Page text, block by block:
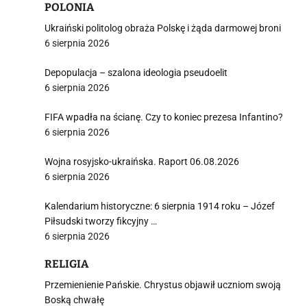
POLONIA
Ukraiński politolog obraża Polskę i żąda darmowej broni
6 sierpnia 2026
Depopulacja – szalona ideologia pseudoelit
6 sierpnia 2026
FIFA wpadła na ścianę. Czy to koniec prezesa Infantino?
6 sierpnia 2026
Wojna rosyjsko-ukraińska. Raport 06.08.2026
6 sierpnia 2026
Kalendarium historyczne: 6 sierpnia 1914 roku – Józef
Piłsudski tworzy fikcyjny …
6 sierpnia 2026
RELIGIA
Przemienienie Pańskie. Chrystus objawił uczniom swoją
Boską chwałę